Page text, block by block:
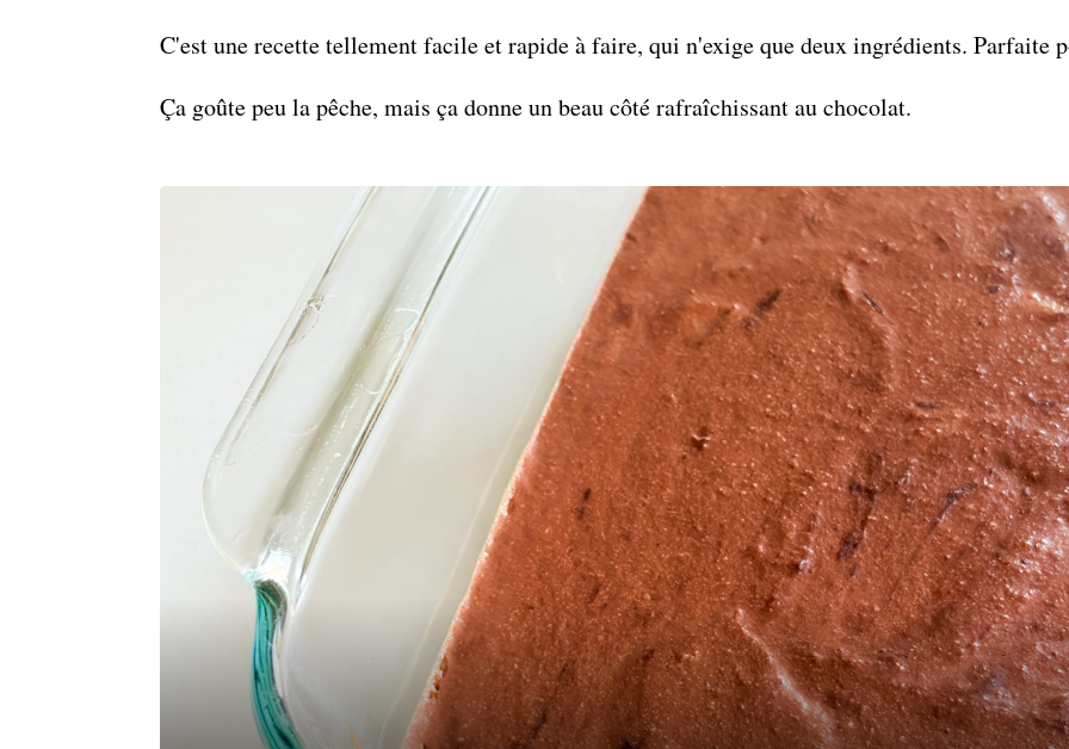
C'est une recette tellement facile et rapide à faire, qui n'exige que deux ingrédients. Parfaite
Ça goûte peu la pêche, mais ça donne un beau côté rafraîchissant au chocolat.